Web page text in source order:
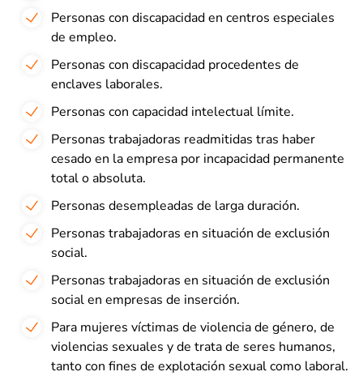
Personas con discapacidad en centros especiales
de empleo.
Personas con discapacidad procedentes de
enclaves laborales.
Personas con capacidad intelectual límite.
Personas trabajadoras readmitidas tras haber
cesado en la empresa por incapacidad permanente
total o absoluta.
Personas desempleadas de larga duración.
Personas trabajadoras en situación de exclusión
social.
Personas trabajadoras en situación de exclusión
social en empresas de inserción.
Para mujeres víctimas de violencia de género, de
violencias sexuales y de trata de seres humanos,
tanto con fines de explotación sexual como laboral.